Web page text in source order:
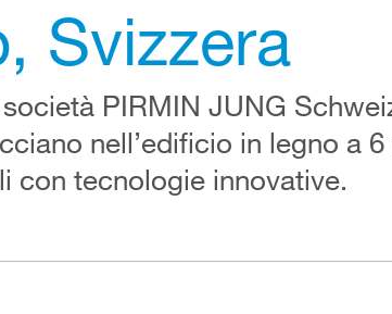
Svizzera
PIRMIN JUNG
nell’edificio in legno a
con tecnologie innovative.